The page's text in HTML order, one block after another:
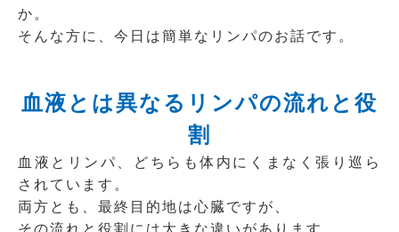
か。
そんな方に、今日は簡単なリンパのお話です。
血液とは異なるリンパの流れと役
割
血液とリンパ、どちらも体内にくまなく張り巡ら
されています。
両方とも、最終目的地は心臓ですが、
その流れと役割には大きな違いがあります。